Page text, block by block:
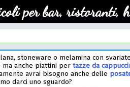
per bar, ristoranti,
stoneware o melamina con
anche piattini per tazze da
avrai bisogno anche delle
darci uno sguardo?